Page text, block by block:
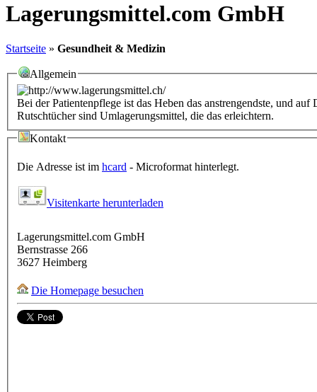
Lagerungsmittel.com GmbH
Startseite » Gesundheit & Medizin
Allgemein
Bei der Patientenpflege ist das Heben das anstrengendste, und
Rutschtücher sind Umlagerungsmittel, die das erleichtern.
Kontakt
Die Adresse ist im hcard - Microformat hinterlegt.
Visitenkarte herunterladen
Lagerungsmittel.com GmbH
Bernstrasse 266
3627 Heimberg
Die Homepage besuchen